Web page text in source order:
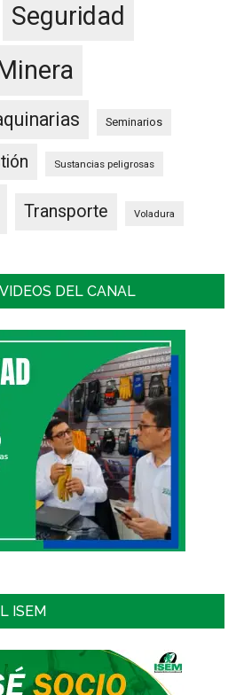
Seguridad
Seminarios
Sustancias peligrosas
Transporte Voladura
DEL CANAL
ISEM